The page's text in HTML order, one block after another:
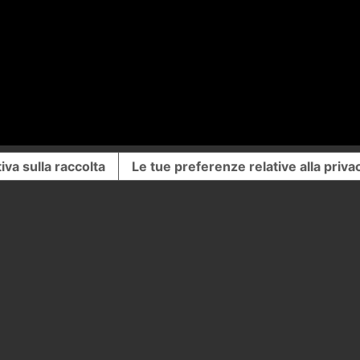
sulla raccolta Le tue preferenze relative alla